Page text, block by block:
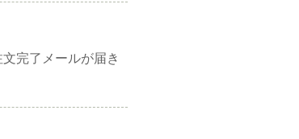
完了メールが届き